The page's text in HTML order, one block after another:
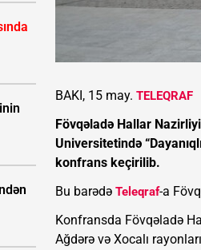
BAKI, 15 may. TELEQRAF
Fövqəladə Hallar
Universitetində
konfrans keçirilib.
Bu barədə Teleqraf-a
Konfransda Fövqəladə
Ağdərə və Xocalı